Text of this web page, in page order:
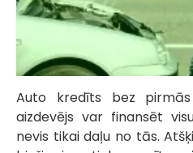
Auto kredīts bez
aizdevējs var finansēt
nevis tikai daļu no tās.